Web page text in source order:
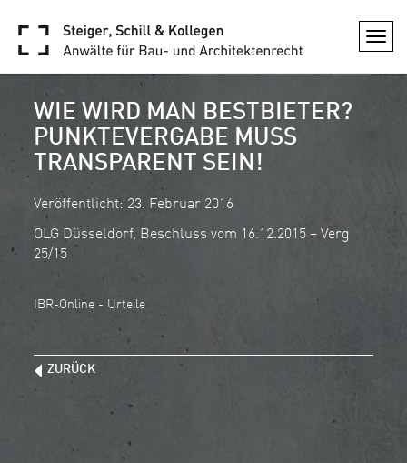
WIE WIRD MAN BESTBIETER?
PUNKTEVERGABE MUSS
TRANSPARENT SEIN!
Veröffentlicht: 23. Februar 2016
OLG Düsseldorf, Beschluss vom 16.12.2015 – Verg
25/15
IBR-Online - Urteile
ZURÜCK